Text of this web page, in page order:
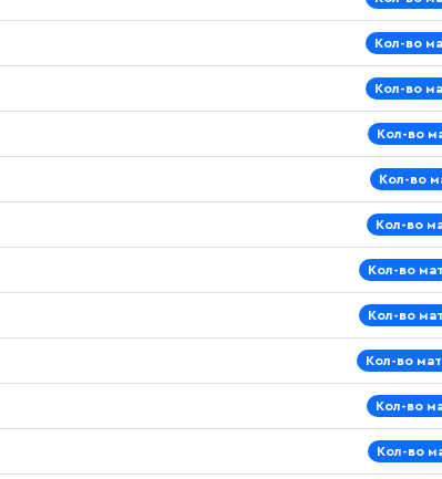
Кол-во
Кол-во
Кол-во
Кол-во
Кол-во
Кол-во
Кол-во
Кол-во
Кол-во
Кол-во